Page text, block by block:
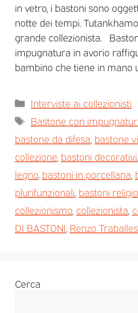
in vetro, i bastoni sono
notte dei tempi.
grande collezionista.
impugnatura in avorio
bambino che tiene in mano
Interviste ai collezionisti
Bastone con
bastone da difesa bastone
collezione bastoni decorativi
legno bastoni in porcellana
plurifunzionali bastoni
collezionismo collezionista
DI BASTONI Renzo
Cerca